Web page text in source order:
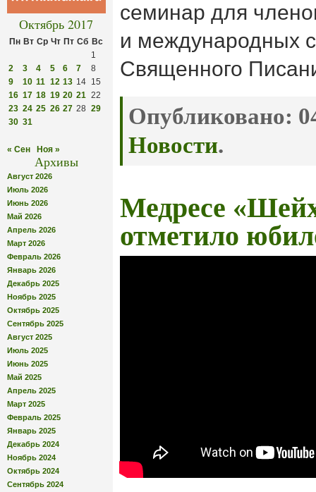
Октябрь 2017
Пн Вт Ср Чт Пт Сб Вс
1
2
3 4 5 6 7
8
9
10 11 12 13 14 15
16 17 18 19 20 21 22
23 24 25 26 27 28 29
30 31
« Сен Ноя »
Архивы
Август 2026
Июль 2026
Июнь 2026
Май 2026
Апрель 2026
Март 2026
Февраль 2026
Январь 2026
Декабрь 2025
Ноябрь 2025
Октябрь 2025
Сентябрь 2025
Август 2025
Июль 2025
Июнь 2025
Май 2025
Апрель 2025
Март 2025
Февраль 2025
Январь 2025
Декабрь 2024
Ноябрь 2024
Октябрь 2024
Сентябрь 2024
семинар для
и международных
Священного
Опубликовано:
Новости.
Медресе
отметило